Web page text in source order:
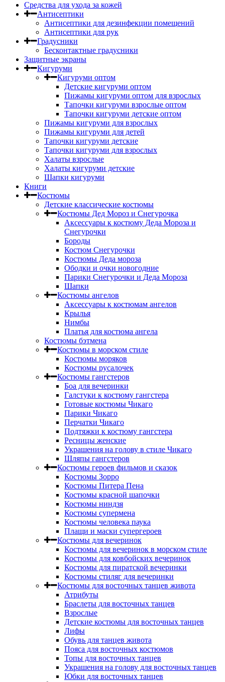
Средства для ухода за кожей
Антисептики
Антисептики для дезинфекции помещений
Антисептики для рук
Градусники
Бесконтактные градусники
Защитные экраны
Кигуруми
Кигуруми оптом
Детские кигуруми оптом
Пижамы кигуруми оптом для взрослых
Тапочки кигуруми взрослые оптом
Тапочки кигуруми детские оптом
Пижамы кигуруми для взрослых
Пижамы кигуруми для детей
Тапочки кигуруми детские
Тапочки кигуруми для взрослых
Халаты взрослые
Халаты кигуруми детские
Шапки кигуруми
Книги
Костюмы
Детские классические костюмы
Костюмы Дед Мороз и Снегурочка
Аксессуары к костюму Деда Мороза и
Снегурочки
Бороды
Костюм Снегурочки
Костюмы Деда мороза
Ободки и очки новогодние
Парики Снегурочки и Деда Мороза
Шапки
Костюмы ангелов
Аксессуары к костюмам ангелов
Крылья
Нимбы
Платья для костюма ангела
Костюмы бэтмена
Костюмы в морском стиле
Костюмы моряков
Костюмы русалочек
Костюмы гангстеров
Боа для вечеринки
Галстуки к костюму гангстера
Готовые костюмы Чикаго
Парики Чикаго
Перчатки Чикаго
Подтяжки к костюму гангстера
Ресницы женские
Украшения на голову в стиле Чикаго
Шляпы гангстеров
Костюмы героев фильмов и сказок
Костюмы Зорро
Костюмы Питера Пена
Костюмы красной шапочки
Костюмы ниндзя
Костюмы супермена
Костюмы человека паука
Плащи и маски супергероев
Костюмы для вечеринок
Костюмы для вечеринок в морском стиле
Костюмы для ковбойских вечеринок
Костюмы для пиратской вечеринки
Костюмы стиляг для вечеринки
Костюмы для восточных танцев живота
Атрибуты
Браслеты для восточных танцев
Взрослые
Детские костюмы для восточных танцев
Лифы
Обувь для танцев живота
Пояса для восточных костюмов
Топы для восточных танцев
Украшения на голову для восточных танцев
Юбки для восточных танцев